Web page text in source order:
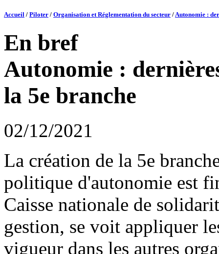
Accueil / Piloter / Organisation et Réglementation du secteur /Autonomie :
En bref
Autonomie :
la 5e branche
02/12/2021
La création de la 5e
politique d'autonomie est
Caisse nationale de
gestion, se voit appliquer
vigueur dans les autres